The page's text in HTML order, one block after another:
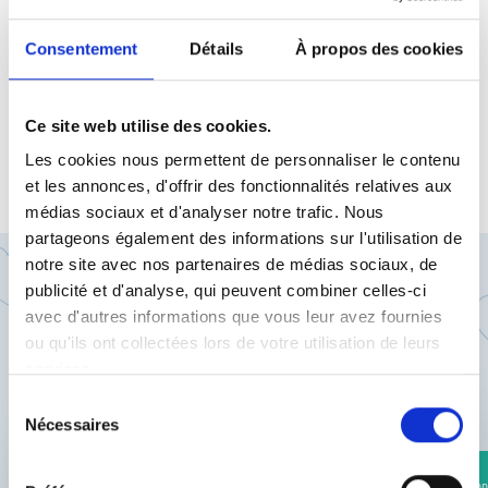
Consentement Détails À propos des cookies
Ce site web utilise des cookies.
Les cookies nous permettent de personnaliser le contenu
et les annonces, d'offrir des fonctionnalités relatives aux
médias sociaux et d'analyser notre trafic. Nous
partageons également des informations sur l'utilisation de
notre site avec nos partenaires de médias sociaux, de
publicité et d'analyse, qui peuvent combiner celles-ci
avec d'autres informations que vous leur avez fournies
ou qu'ils ont collectées lors de votre utilisation de leurs
Nécessaires
Ces contenus
pourraient vous
intéresser